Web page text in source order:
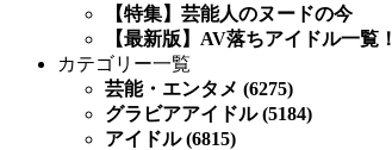
【特集】芸能人のヌードの今
【最新版】AV落ちアイドル一覧！
カテゴリー一覧
芸能・エンタメ (6275)
グラビアアイドル (5184)
アイドル (6815)